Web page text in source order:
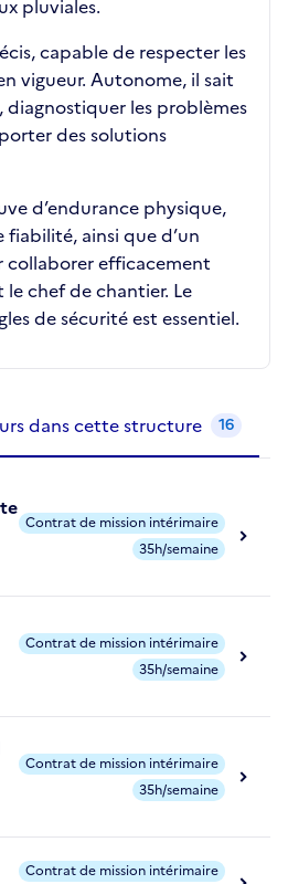
pluviales.
capable de respecter les
vigueur. Autonome, il sait
diagnostiquer les problèmes
des solutions
d’endurance physique,
ainsi que d’un
collaborer efficacement
le chef de chantier. Le
de sécurité est essentiel.
dans cette structure 16
Contrat de mission intérimaire
35h/semaine
Contrat de mission intérimaire
35h/semaine
Contrat de mission intérimaire
35h/semaine
Contrat de mission intérimaire